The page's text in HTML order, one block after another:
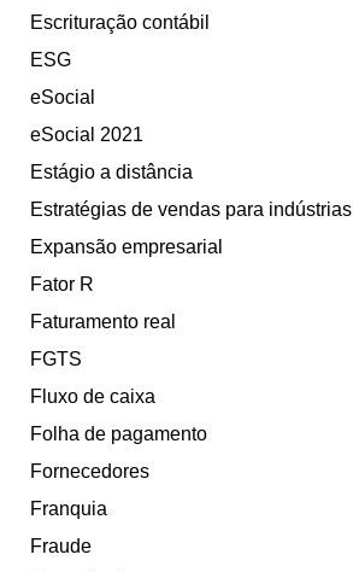
Escrituração contábil
ESG
eSocial
eSocial 2021
Estágio a distância
Estratégias de vendas para indústrias
Expansão empresarial
Fator R
Faturamento real
FGTS
Fluxo de caixa
Folha de pagamento
Fornecedores
Franquia
Fraude